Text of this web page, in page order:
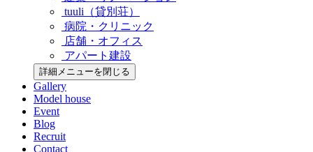
tuuli（貸別荘）
病院・クリニック
店舗・オフィス
アパート建設
詳細メニューを閉じる
Gallery
Model house
Event
Blog
Recruit
Contact